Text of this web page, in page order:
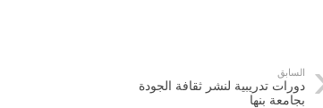
السابق
دورات تدريبية لنشر ثقافة الجودة
بجامعة بنها